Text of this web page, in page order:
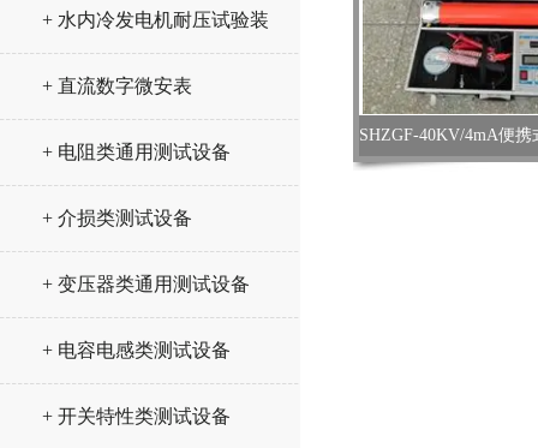
仪
+ 水内冷发电机耐压试验装
置
+ 直流数字微安表
+ 电阻类通用测试设备
+ 介损类测试设备
+ 变压器类通用测试设备
+ 电容电感类测试设备
+ 开关特性类测试设备
SHZGF-40KV/4mA便